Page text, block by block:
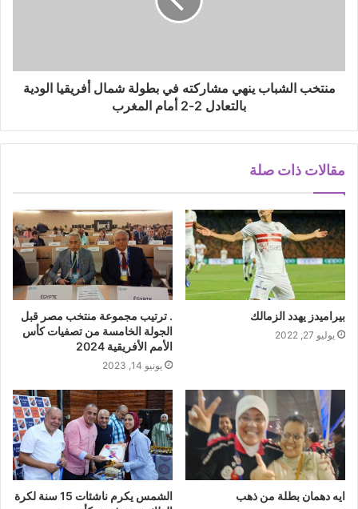
منتخب الشباب ينهي مشاركته في بطولة شمال أفريقيا الودية
بالتعادل 2-2 أمام المغرب
مقالات ذات صلة
بيراميدز يهدد الزمالك
يوليو 27, 2022
. ترتيب مجموعة منتخب مصر قبل
الجولة الخامسة من تصفيات كأس
الأمم الأفريقية 2024
يونيو 14, 2023
ايه دهمان بطلة من ذهب
الشمس يكرم ناشئات 15 سنة لكرة